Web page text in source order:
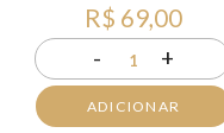
R$ 69,00
- 1 +
ADICIONAR